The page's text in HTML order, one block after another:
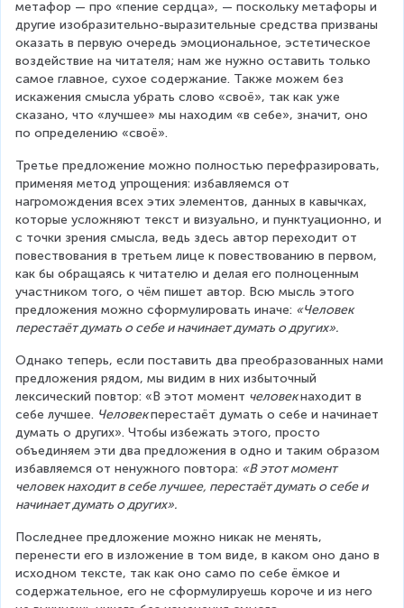
метафор — про «пение сердца», — поскольку метафоры и
другие изобразительно-выразительные средства призваны
оказать в первую очередь эмоциональное, эстетическое
воздействие на читателя; нам же нужно оставить только
самое главное, сухое содержание. Также можем без
искажения смысла убрать слово «своё», так как уже
сказано, что «лучшее» мы находим «в себе», значит, оно
по определению «своё».
Третье предложение можно полностью перефразировать,
применяя метод упрощения: избавляемся от
нагромождения всех этих элементов, данных в кавычках,
которые усложняют текст и визуально, и пунктуационно, и
с точки зрения смысла, ведь здесь автор переходит от
повествования в третьем лице к повествованию в первом,
как бы обращаясь к читателю и делая его полноценным
участником того, о чём пишет автор. Всю мысль этого
предложения можно сформулировать иначе: «Человек
перестаёт думать о себе и начинает думать о других».
Однако теперь, если поставить два преобразованных нами
предложения рядом, мы видим в них избыточный
лексический повтор: «В этот момент человек находит в
себе лучшее. Человек перестаёт думать о себе и начинает
думать о других». Чтобы избежать этого, просто
объединяем эти два предложения в одно и таким образом
избавляемся от ненужного повтора: «В этот момент
человек находит в себе лучшее, перестаёт думать о себе и
начинает думать о других».
Последнее предложение можно никак не менять,
перенести его в изложение в том виде, в каком оно дано в
исходном тексте, так как оно само по себе ёмкое и
содержательное, его не сформулируешь короче и из него